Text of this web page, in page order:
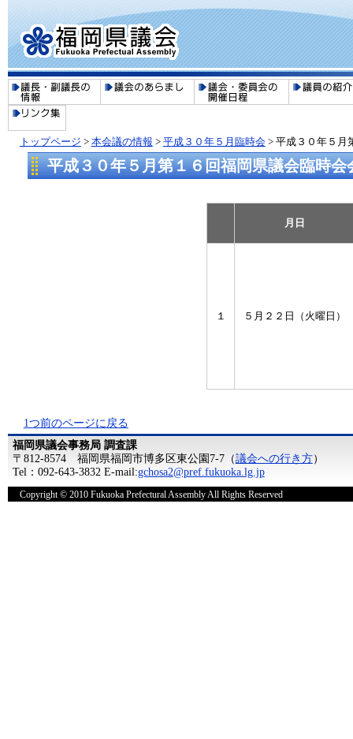
トップページ > 本会議の情報 > 平成３０年５月臨時会> 平成３０年５月
平成３０年５月第１６回福岡県議会臨時会
月日
１ ５月２２日（火曜日）
1つ前のページに戻る
福岡県議会事務局 調査課
〒812-8574 福岡県福岡市博多区東公園7-7（議会への行き方）
Tel：092-643-3832 E-mail:gchosa2@pref.fukuoka.lg.jp
Copyright © 2010 Fukuoka Prefectural Assembly All Rights Reserved